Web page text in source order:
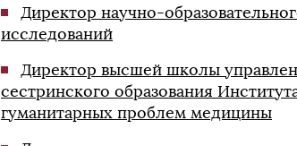
Директор научно-
исследований
Директор высшей школы
сестринского образования
гуманитарных проблем медицины